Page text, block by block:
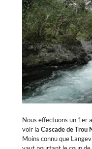
Nous effectuons un 1er
voir la Cascade de Trou
Moins connu que